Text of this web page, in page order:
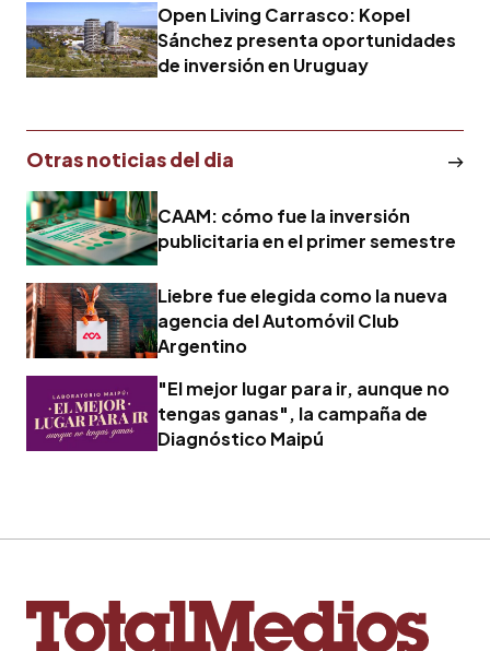
Open Living Carrasco: Kopel
Sánchez presenta oportunidades
de inversión en Uruguay
Otras noticias del dia
CAAM: cómo fue la inversión
publicitaria en el primer semestre
Liebre fue elegida como la nueva
agencia del Automóvil Club
Argentino
"El mejor lugar para ir, aunque no
tengas ganas", la campaña de
Diagnóstico Maipú